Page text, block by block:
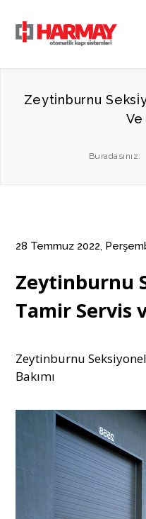
Zeyti̇nburnu
Ve
Buradasınız:
28 Temmuz 2022,
Zeytinburnu
Tamir Servis
Zeytinburnu
Bakımı